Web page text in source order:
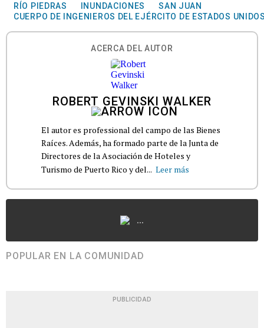
RÍO PIEDRAS INUNDACIONES
SAN JUAN
CUERPO DE INGENIEROS DEL EJÉRCITO DE ESTADOS
ACERCA DEL AUTOR
ROBERT GEVINSKI WALKER
El autor es professional del campo de las Bienes
Raíces. Además, ha formado parte de la Junta de
Directores de la Asociación de Hoteles y
Turismo de Puerto Rico y del... Leer más
...
POPULAR EN LA COMUNIDAD
PUBLICIDAD